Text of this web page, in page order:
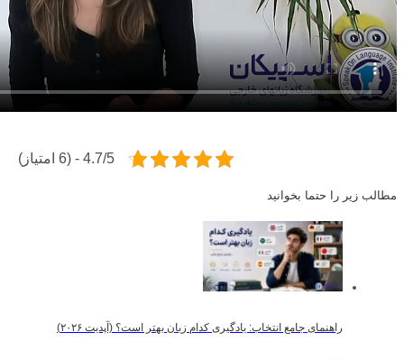
4.7/5 - (6 امتیاز)
مطالب زیر را حتما بخوانید
راهنمای جامع انتخاب: یادگیری کدام زبان بهتر است؟ (آپدیت ۲۰۲۶)